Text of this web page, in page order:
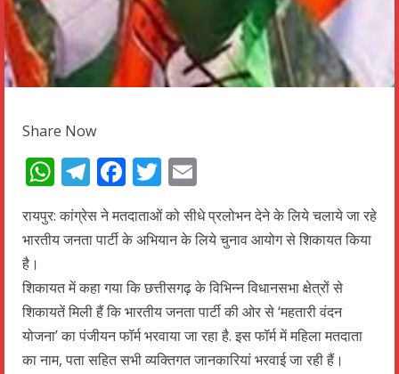
Share Now
WhatsApp
Telegram
Facebook
Twitter
रायपुर: कांग्रेस ने मतदाताओं को सीधे प्रलोभन देने के लिये चलाये जा रहे
भारतीय जनता पार्टी के अभियान के लिये चुनाव आयोग से शिकायत किया
है।
शिकायत में कहा गया कि छत्तीसगढ़ के विभिन्न विधानसभा क्षेत्रों से
शिकायतें मिली हैं कि भारतीय जनता पार्टी की ओर से ‘महतारी वंदन
योजना’ का पंजीयन फॉर्म भरवाया जा रहा है. इस फॉर्म में महिला मतदाता
का नाम, पता सहित सभी व्यक्तिगत जानकारियां भरवाई जा रही हैं।